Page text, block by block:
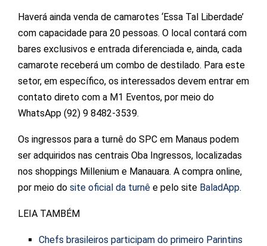
Haverá ainda venda de camarotes ‘Essa Tal Liberdade’
com capacidade para 20 pessoas. O local contará com
bares exclusivos e entrada diferenciada e, ainda, cada
camarote receberá um combo de destilado. Para este
setor, em específico, os interessados devem entrar em
contato direto com a M1 Eventos, por meio do
WhatsApp (92) 9 8482-3539.
Os ingressos para a turnê do SPC em Manaus podem
ser adquiridos nas centrais Oba Ingressos, localizadas
nos shoppings Millenium e Manauara. A compra online,
por meio do site oficial da turnê e pelo site BaladApp.
LEIA TAMBÉM
Chefs brasileiros participam do primeiro Parintins